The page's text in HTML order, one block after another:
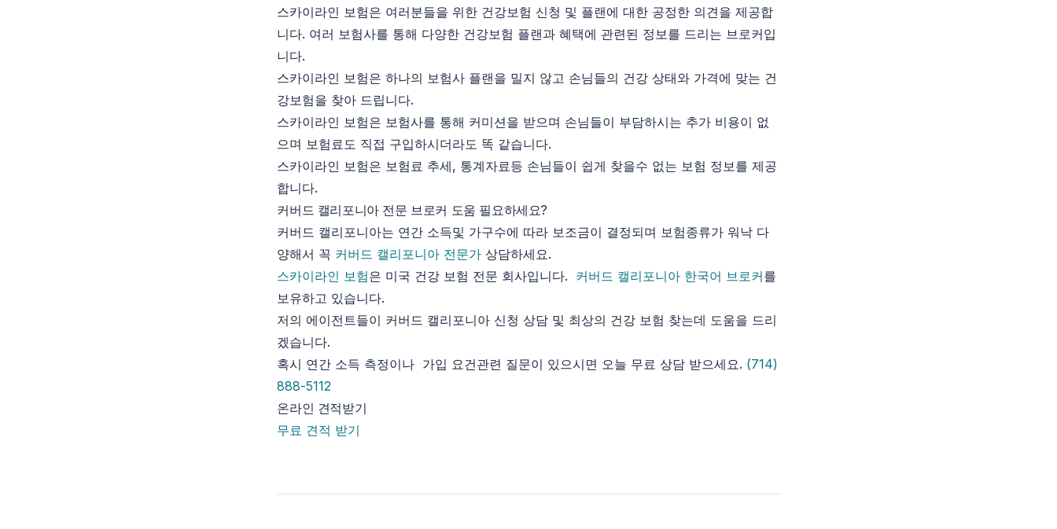
스카이라인 보험은 여러분들을 위한 건강보험 신청 및 플랜에 대한 공정한 의견을 제공합
니다. 여러 보험사를 통해 다양한 건강보험 플랜과 혜택에 관련된 정보를 드리는 브로커입
니다.
스카이라인 보험은 하나의 보험사 플랜을 밀지 않고 손님들의 건강 상태와 가격에 맞는 건
강보험을 찾아 드립니다.
스카이라인 보험은 보험사를 통해 커미션을 받으며 손님들이 부담하시는 추가 비용이 없
으며 보험료도 직접 구입하시더라도 똑 같습니다.
스카이라인 보험은 보험료 추세, 통계자료등 손님들이 쉽게 찾을수 없는 보험 정보를 제공
합니다.
커버드 캘리포니아 전문 브로커 도움 필요하세요?
커버드 캘리포니아는 연간 소득및 가구수에 따라 보조금이 결정되며 보험종류가 워낙 다
양해서 꼭 커버드 캘리포니아 전문가 상담하세요.
스카이라인 보험은 미국 건강 보험 전문 회사입니다. 커버드 캘리포니아 한국어 브로커를
보유하고 있습니다.
저의 에이전트들이 커버드 캘리포니아 신청 상담 및 최상의 건강 보험 찾는데 도움을 드리
겠습니다.
혹시 연간 소득 측정이나 가입 요건관련 질문이 있으시면 오늘 무료 상담 받으세요. (714)
888-5112
온라인 견적받기
무료 견적 받기